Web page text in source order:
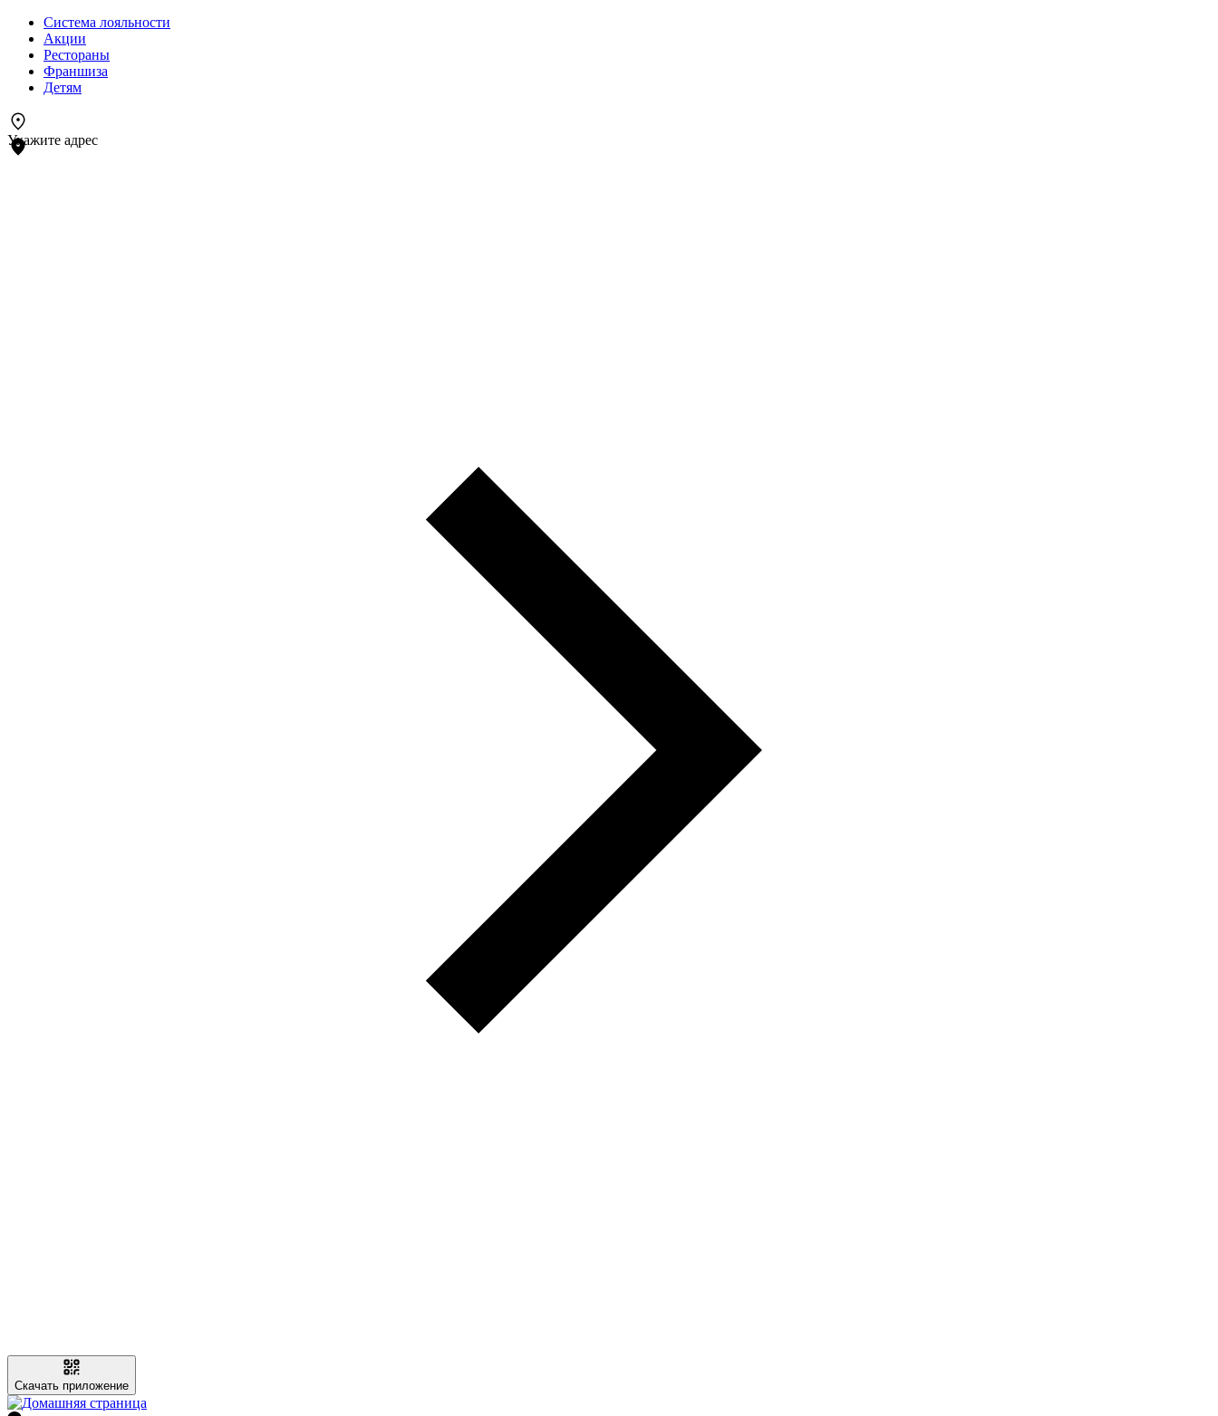
Система лояльности
Акции
Рестораны
Франшиза
Детям
Укажите адрес
Скачать приложение